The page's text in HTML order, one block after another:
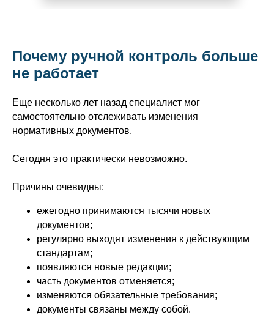
Почему ручной контроль больше
не работает
Еще несколько лет назад специалист мог
самостоятельно отслеживать изменения
нормативных документов.
Сегодня это практически невозможно.
Причины очевидны:
ежегодно принимаются тысячи новых
документов;
регулярно выходят изменения к действующим
стандартам;
появляются новые редакции;
часть документов отменяется;
изменяются обязательные требования;
документы связаны между собой.